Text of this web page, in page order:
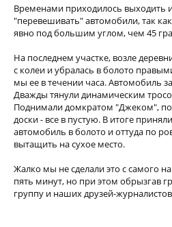
Временами приходилось выходить
"перевешивать" автомобили, так
явно под большим углом, чем 45
На последнем участке, возле
с колеи и убралась в болото
мы ее в течении часа. Автомобиль
Дважды тянули динамическим
Поднимали домкратом "Джеком",
доски - все в пустую. В итоге
автомобиль в болото и оттуда по
вытащить на сухое место.
Жалко мы не сделали это с самого
пять минут, но при этом обрызгав
группу и наших друзей-